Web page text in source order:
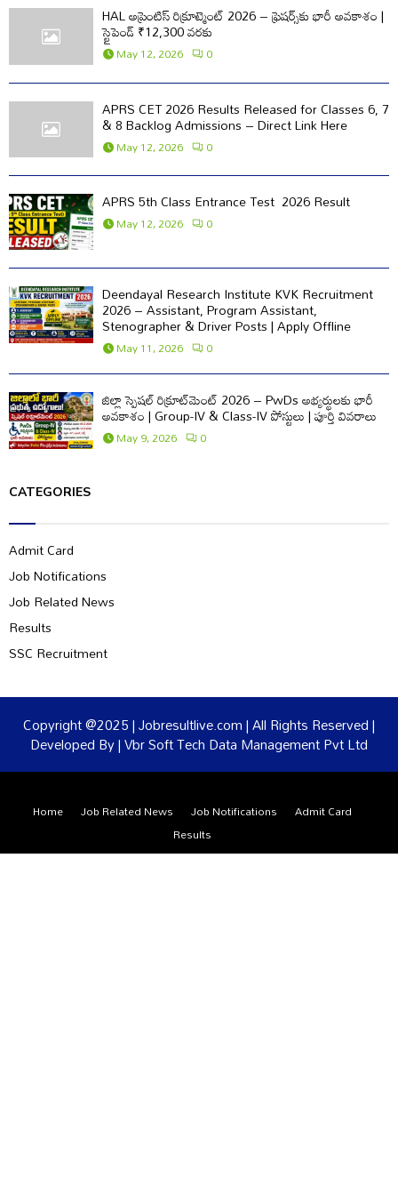
H
HAL అప్రెంటిస్ రిక్రూట్మెంట్ 2026 – ఫ్రెషర్స్‌కు భారీ అవకాశం |
స్టైపెండ్ ₹12,300 వరకు
May 12, 2026 0
APRS CET 2026 Results Released for Classes 6, 7
& 8 Backlog Admissions – Direct Link Here
May 12, 2026 0
APRS 5th Class Entrance Test 2026 Result
May 12, 2026 0
Deendayal Research Institute KVK Recruitment
2026 – Assistant, Program Assistant,
Stenographer & Driver Posts | Apply Offline
May 11, 2026 0
జిల్లా స్పెషల్ రిక్రూట్‌మెంట్ 2026 – PwDs అభ్యర్థులకు భారీ
అవకాశం | Group-IV & Class-IV పోస్టులు | పూర్తి వివరాలు
May 9, 2026 0
CATEGORIES
Admit Card
Job Notifications
Job Related News
Results
SSC Recruitment
Copyright @2025 | Jobresultlive.com | All Rights Reserved |
Developed By | Vbr Soft Tech Data Management Pvt Ltd
Home Job Related News Job Notifications
Admit Card
Results